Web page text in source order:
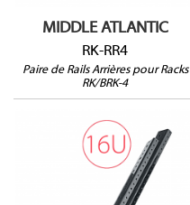
MIDDLE ATLANTIC
RK-RR4
Paire de Rails Arrières pour Racks
RK/BRK-4
RK-RR16